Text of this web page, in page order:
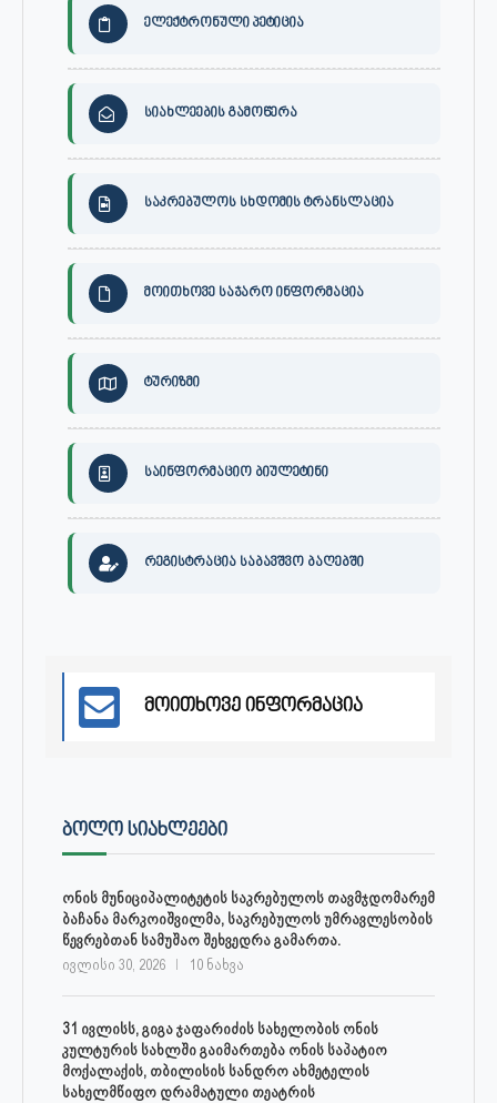
ელექტრონული პეტიცია
სიახლეების გამოწერა
საკრებულოს სხდომის ტრანსლაცია
მოითხოვე საჯარო ინფორმაცია
ტურიზმი
საინფორმაციო ბიულეტინი
რეგისტრაცია საბავშვო ბაღებში
მოითხოვე ინფორმაცია
ᲑᲝᲚᲝ ᲡᲘᲐᲮᲚᲔᲔᲑᲘ
ონის მუნიციპალიტეტის საკრებულოს თავმჯდომარემ
ბაჩანა მარკოიშვილმა, საკრებულოს უმრავლესობის
წევრებთან სამუშაო შეხვედრა გამართა.
ივლისი 30, 2026 10 ნახვა
31 ივლისს, გიგა ჯაფარიძის სახელობის ონის
კულტურის სახლში გაიმართება ონის საპატიო
მოქალაქის, თბილისის სანდრო ახმეტელის
სახელმწიფო დრამატული თეატრის